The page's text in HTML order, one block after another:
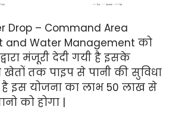
Drop – Command Area
and Water Management को
मंजूरी देदी गयी है इसके
तक पाइप से पानी की सुविधा
है इस योजना का लाभ 50 लाख से
को होगा |